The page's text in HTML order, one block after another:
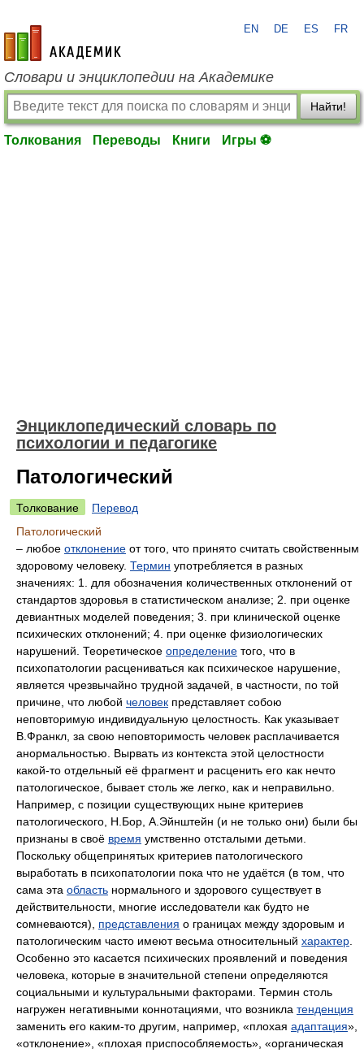
academic.ru
EN DE ES FR
Словари и энциклопедии на Академике
Найти!
Толкования Переводы Книги Игры ⚽
Энциклопедический словарь по
психологии и педагогике
Патологический
Толкование
Перевод
Патологический
– любое отклонение от того, что принято считать свойственным
здоровому человеку. Термин употребляется в разных
значениях: 1. для обозначения количественных отклонений от
стандартов здоровья в статистическом анализе; 2. при оценке
девиантных моделей поведения; 3. при клинической оценке
психических отклонений; 4. при оценке физиологических
нарушений. Теоретическое определение того, что в
психопатологии расцениваться как психическое нарушение,
является чрезвычайно трудной задачей, в частности, по той
причине, что любой человек представляет собою
неповторимую индивидуальную целостность. Как указывает
В.Франкл, за свою неповторимость человек расплачивается
анормальностью. Вырвать из контекста этой целостности
какой-то отдельный её фрагмент и расценить его как нечто
патологическое, бывает столь же легко, как и неправильно.
Например, с позиции существующих ныне критериев
патологического, Н.Бор, А.Эйнштейн (и не только они) были бы
признаны в своё время умственно отсталыми детьми.
Поскольку общепринятых критериев патологического
выработать в психопатологии пока что не удаётся (в том, что
сама эта область нормального и здорового существует в
действительности, многие исследователи как будто не
сомневаются), представления о границах между здоровым и
патологическим часто имеют весьма относительный характер
Особенно это касается психических проявлений и поведения
человека, которые в значительной степени определяются
социальными и культуральными факторами. Термин столь
нагружен негативными коннотациями, что возникла тенденция
заменить его каким-то другим, например, «плохая адаптация»,
«отклонение», «плохая приспособляемость», «органическая